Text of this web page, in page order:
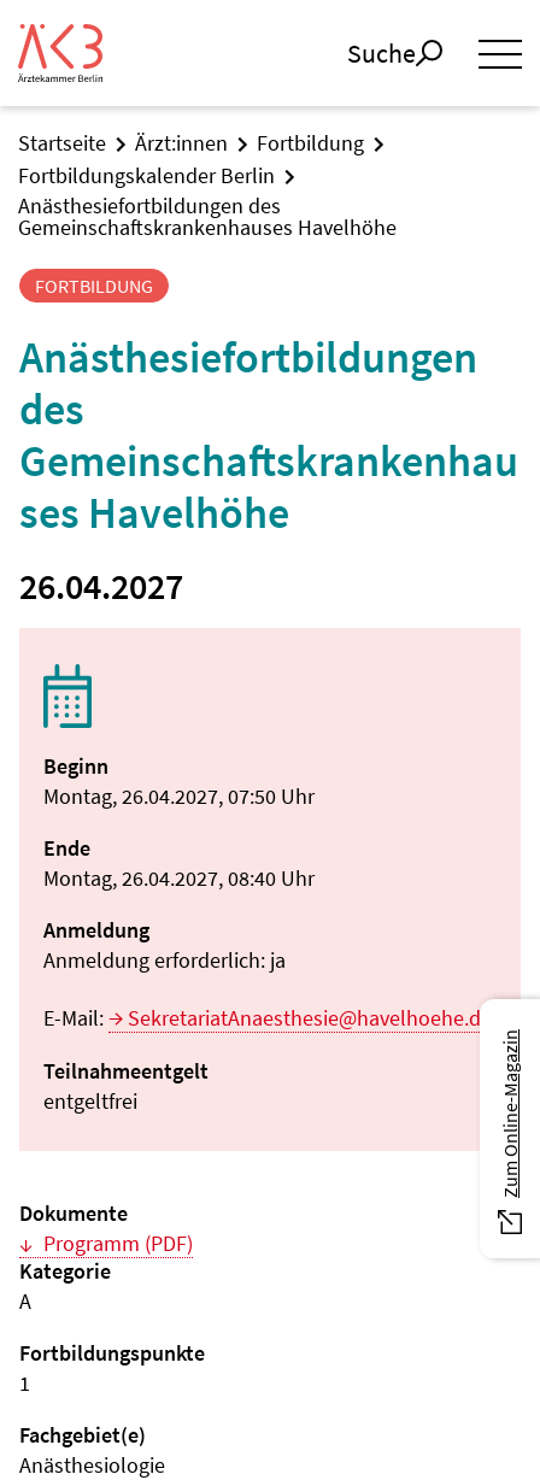
Suche
Startseite Ärzt:innen
Fortbildung
Fortbildungskalender Berlin
Anästhesiefortbildungen des
Gemeinschaftskrankenhauses Havelhöhe
FORTBILDUNG
Anästhesiefortbildungen
des
Gemeinschaftskrankenhau
ses Havelhöhe
26.04.2027
Beginn
Montag, 26.04.2027, 07:50 Uhr
Ende
Montag, 26.04.2027, 08:40 Uhr
Anmeldung
Anmeldung erforderlich: ja
E-Mail:
SekretariatAnaesthesie@havelhoehe.de
Teilnahmeentgelt
entgeltfrei
Dokumente
Programm (PDF)
Kategorie
A
Fortbildungspunkte
1
Fachgebiet(e)
Anästhesiologie
Zum Online-Magazin